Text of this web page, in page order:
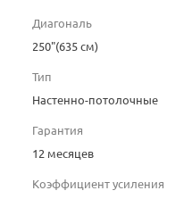
Диагональ
250"(635 см)
Тип
Настенно-потолочные
Гарантия
12 месяцев
Коэффициент усиления